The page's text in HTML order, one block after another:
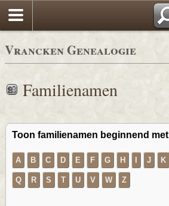
Vrancken Genealogie
Familienamen
Toon familienamen beginnend met
A B C D E F G H J K
Q R S T U V W Z